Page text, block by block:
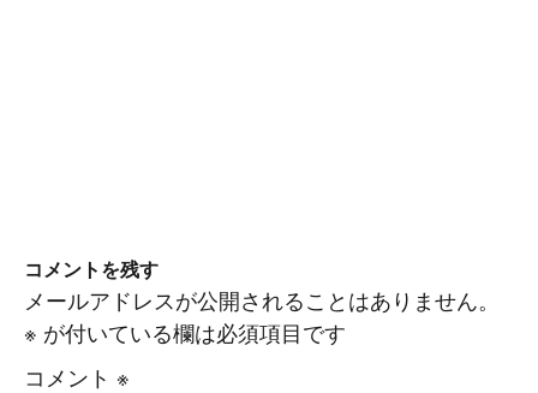
コメントを残す
メールアドレスが公開されることはありません。
※ が付いている欄は必須項目です
コメント ※